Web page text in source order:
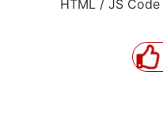
HTML / JS Code